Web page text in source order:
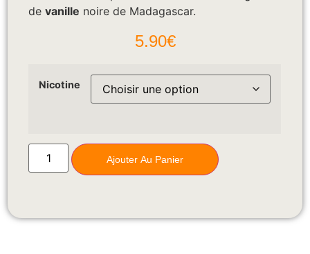
devanille noire de Madagascar.
5.90€
Nicotine
Ajouter Au Panier